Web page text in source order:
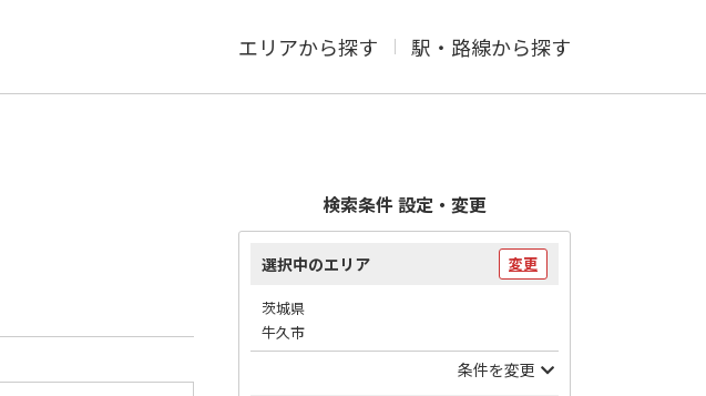
エリアから探す 駅・路線から探す
検索条件 設定・変更
選択中のエリア 変更
茨城県
牛久市
条件を変更